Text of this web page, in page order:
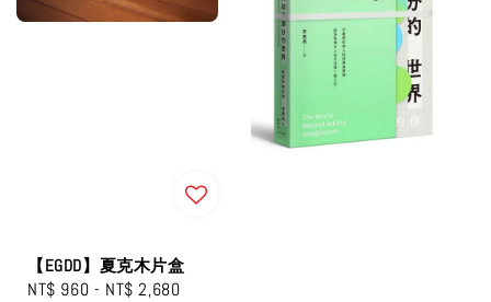
【EGDD】夏克木片盒
Regular
NT$ 960 - NT$ 2,680